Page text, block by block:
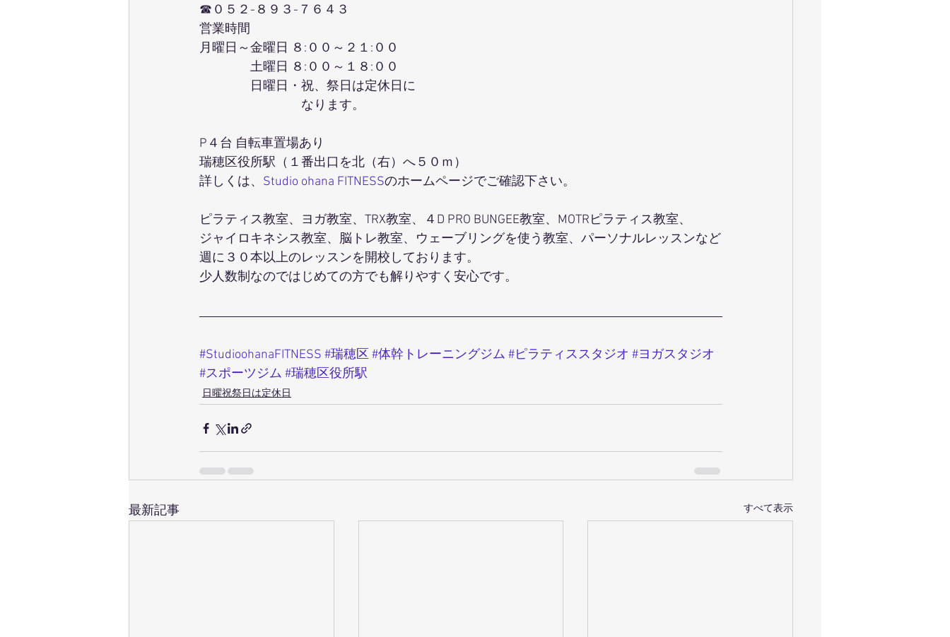
☎０５２-８９３-７６４３
営業時間
月曜日～金曜日 ８:００～２１:００
土曜日 ８:００～１８:００
日曜日・祝、祭日は定休日に
なります。
P４台 自転車置場あり
瑞穂区役所駅（１番出口を北（右）へ５０ｍ）
詳しくは、 Studio ohana FITNESSのホームページでご確認下さい。
ピラティス教室、ヨガ教室、TRX教室、４D PRO BUNGEE教室、MOTRピラティス教室、
ジャイロキネシス教室、脳トレ教室、ウェーブリングを使う教室、パーソナルレッスンなど
週に３０本以上のレッスンを開校しております。
少人数制なのではじめての方でも解りやすく安心です。
#StudioohanaFITNESS #瑞穂区#体幹トレーニングジム #ピラティススタジオ #ヨガスタジオ
#スポーツジム #瑞穂区役所駅
日曜祝祭日は定休日
最新記事 すべて表示